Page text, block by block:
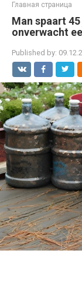
Главная страница
Man spaart
onverwacht
Published by: